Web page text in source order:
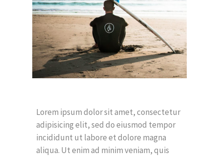
Lorem ipsum dolor sit amet, consectetur
adipisicing elit, sed do eiusmod tempor
incididunt ut labore et dolore magna
aliqua. Ut enim ad minim veniam, quis